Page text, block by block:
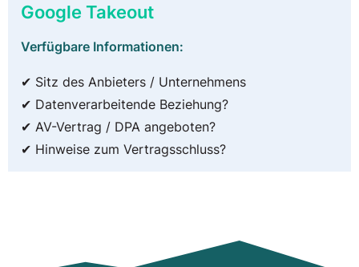
Google Takeout
Verfügbare Informationen:
✔ Sitz des Anbieters / Unternehmens
✔ Datenverarbeitende Beziehung?
✔ AV-Vertrag / DPA angeboten?
✔ Hinweise zum Vertragsschluss?